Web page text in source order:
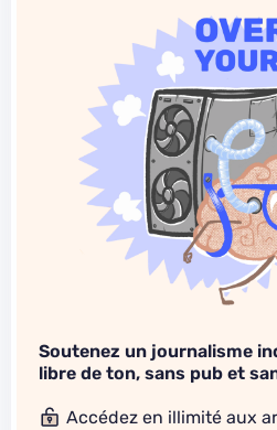
Soutenez un journalisme
libre de ton, sans pub et
Accédez en illimité aux